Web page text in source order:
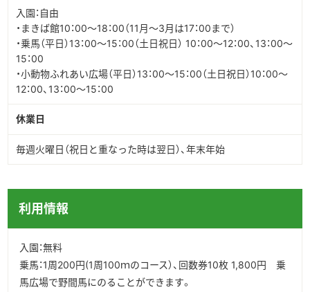
入園：自由
・まきば館10：00～18：00（11月～3月は17：00まで）
・乗馬（平日）13：00～15：00（土日祝日） 10：00～12：00、13：00～
15：00
・小動物ふれあい広場（平日）13：00～15：00（土日祝日）10：00～
12：00、13：00～15：00
休業日
毎週火曜日（祝日と重なった時は翌日）、年末年始
利用情報
入園：無料
乗馬：1周200円(1周100ｍのコース）、回数券10枚 1,800円 乗
馬広場で野間馬にのることができます。